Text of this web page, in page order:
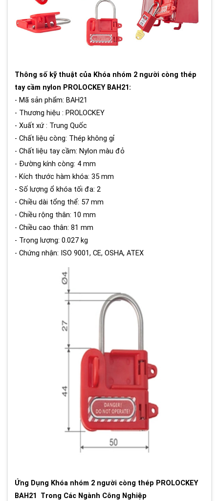
Thông số kỹ thuật của Khóa nhóm 2 người còng thép
tay cầm nylon PROLOCKEY BAH21:
- Mã sản phẩm: BAH21
- Thương hiệu : PROLOCKEY
- Xuất xứ : Trung Quốc
- Chất liệu còng: Thép không gỉ
- Chất liệu tay cầm: Nylon màu đỏ
- Đường kính còng: 4 mm
- Kích thước hàm khóa: 35 mm
- Số lượng ổ khóa tối đa: 2
- Chiều dài tổng thể: 57 mm
- Chiều rộng thân: 10 mm
- Chiều cao thân: 81 mm
- Trọng lượng: 0.027 kg
- Chứng nhận: ISO 9001, CE, OSHA, ATEX
Ứng Dụng Khóa nhóm 2 người còng thép PROLOCKEY
BAH21 Trong Các Ngành Công Nghiệp